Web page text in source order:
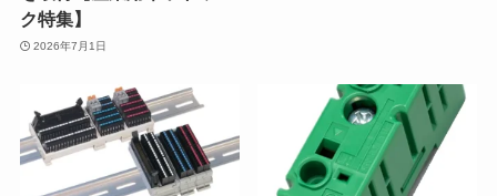
ク特集】
2026年7月1日